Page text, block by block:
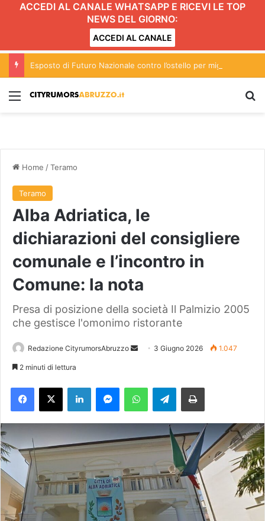
ACCEDI AL CANALE WHATSAPP E RICEVI LE TOP
NEWS DEL GIORNO:
ACCEDI AL CANALE
Menu
Home /Teramo
Teramo
Alba Adriatica, le
dichiarazioni del consigliere
comunale e l’incontro in
Comune: la nota
Presa di posizione della società Il Palmizio 2005
che gestisce l'omonimo ristorante
Redazione CityrumorsAbruzzo
a
n
'
m
a
i
3 Giugno 2026 1.047
2 minuti di lettura
Telegram